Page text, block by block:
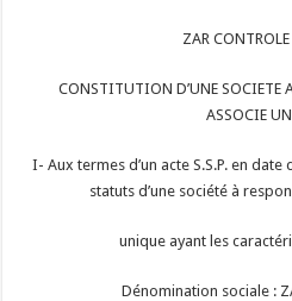
ZAR
CONSTITUTION D’UNE SOCIETE
ASSOCIE
I- Aux termes d’un acte S.S.P. en
statuts d’une société à
unique ayant les
Dénomination sociale :